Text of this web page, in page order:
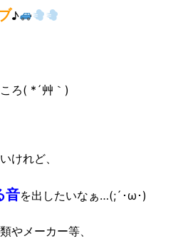
♪
ろ( *´艸｀)
けれど、
音を出したいなぁ…(;´･ω･)
やメーカー等、